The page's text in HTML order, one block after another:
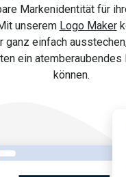
Markenidentität für
unserem Logo Maker
ganz einfach
ein
können.